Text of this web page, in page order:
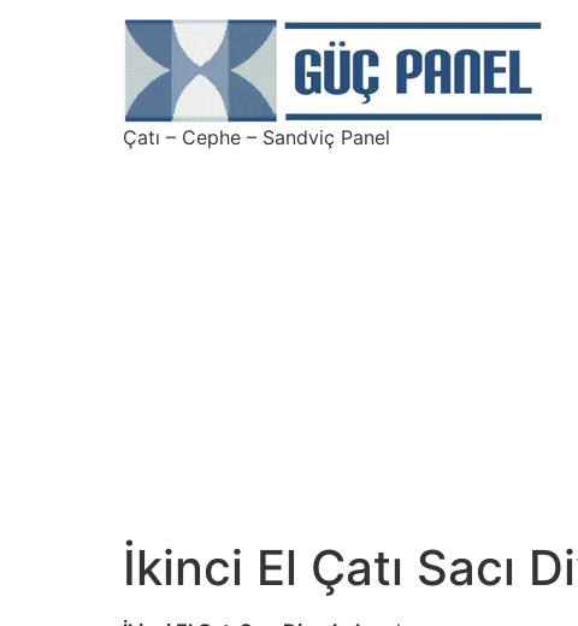
Çatı – Cephe – Sandviç Panel
İkinci El Çatı Sacı